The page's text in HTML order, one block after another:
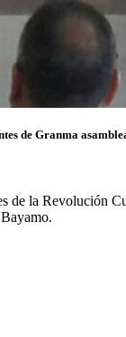
de Granma
de la Revolución